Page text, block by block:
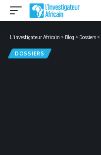
L'investigateur Africain > Blog > Dossiers >
DOSSIERS